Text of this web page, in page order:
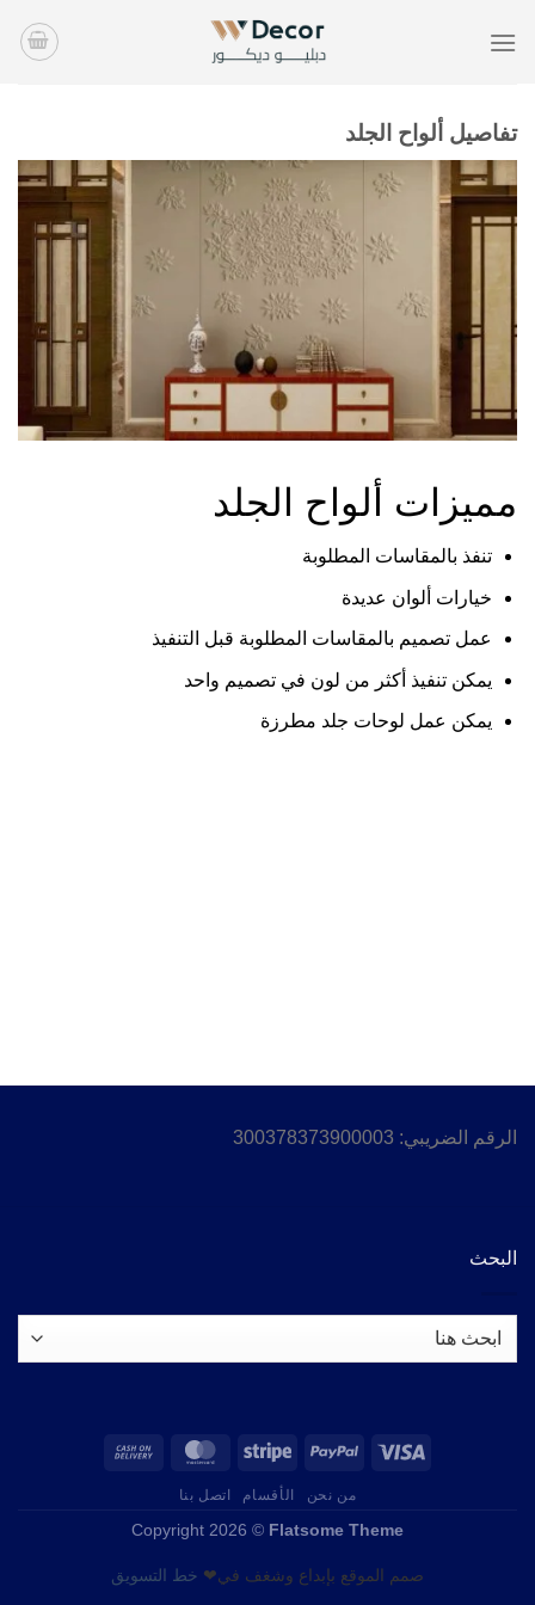
للمحتوى
تفاصيل ألواح الجلد
مميزات ألواح الجلد
تنفذ بالمقاسات المطلوبة
خيارات ألوان عديدة
عمل تصميم بالمقاسات المطلوبة قبل التنفيذ
يمكن تنفيذ أكثر من لون في تصميم واحد
يمكن عمل لوحات جلد مطرزة
الرقم الضريبي: 300378373900003
البحث
من نحن الأقسام اتصل بنا
Copyright 2026 © Flatsome Theme
صمم الموقع بإبداع وشغف في❤ خط التسويق